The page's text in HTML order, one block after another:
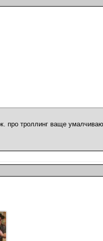
про троллинг ваще